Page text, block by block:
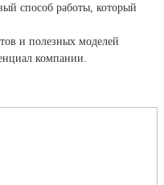
способ работы, который
и полезных моделей
компании.